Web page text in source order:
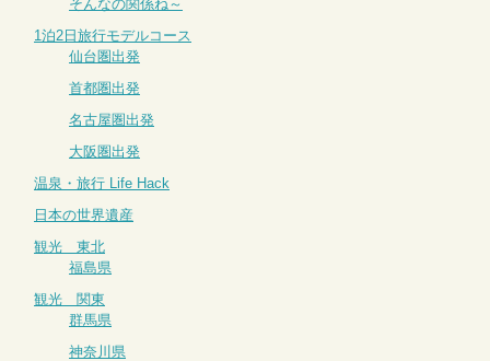
そんなの関係ね～
1泊2日旅行モデルコース
仙台圏出発
首都圏出発
名古屋圏出発
大阪圏出発
温泉・旅行 Life Hack
日本の世界遺産
観光 東北
福島県
観光 関東
群馬県
神奈川県